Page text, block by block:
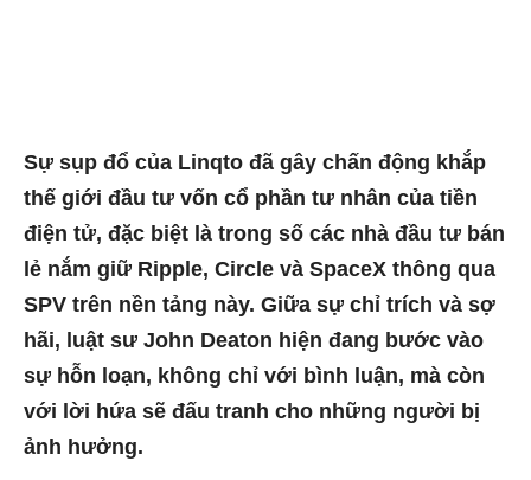
Sự sụp đổ của Linqto đã gây chấn động khắp
thế giới đầu tư vốn cổ phần tư nhân của tiền
điện tử, đặc biệt là trong số các nhà đầu tư bán
lẻ nắm giữ Ripple, Circle và SpaceX thông qua
SPV trên nền tảng này. Giữa sự chỉ trích và sợ
hãi, luật sư John Deaton hiện đang bước vào
sự hỗn loạn, không chỉ với bình luận, mà còn
với lời hứa sẽ đấu tranh cho những người bị
ảnh hưởng.